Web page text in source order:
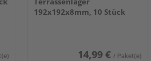
192x192x8mm, 10 Stück
14,99 € / Paket(e)